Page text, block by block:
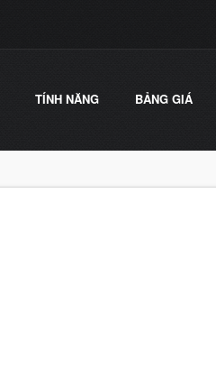
TÍNH NĂNG BẢNG GIÁ